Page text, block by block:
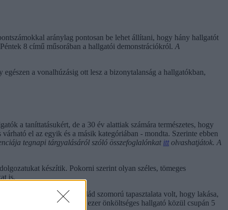
aránylag pontosan be lehet állítani, hogy hány hallgatót
8 című műsorában a hallgatói demonstrációkról. A
a vonalhúzásig ott lesz a bizonytalanság a hallgatókban,
a taníttatásukért, de a 30 év alattiak számára természetes, hogy
el az egyik és a másik kategóriában - mondta. Szerinte ebben
tegnapi tárgyalásáról szóló összefoglalónkat ittolvashatjátok. A
készítik. Pokorni szerint olyan széles, tömeges
is.
és sok tízezer család szomorú tapasztalata volt, hogy lakása,
és ez az oka, hogy a 30 ezer önköltséges hallgató közül csupán 5